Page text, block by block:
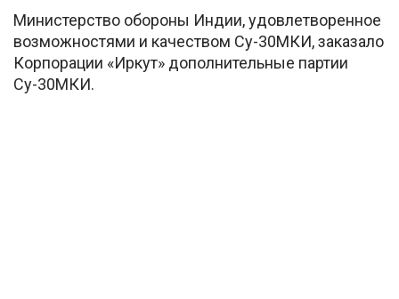
Министерство обороны Индии, удовлетворенное
возможностями и качеством Су-30МКИ, заказало
Корпорации «Иркут» дополнительные партии
Су-30МКИ.